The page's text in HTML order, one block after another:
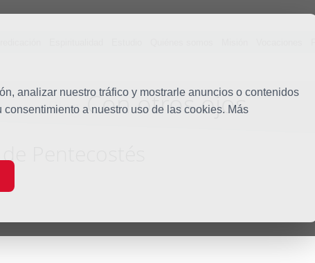
analizar nuestro tráfico y mostrarle anuncios o contenidos
consentimiento a nuestro uso de las cookies. Más
BlogCon otros ojos
Pentecostés